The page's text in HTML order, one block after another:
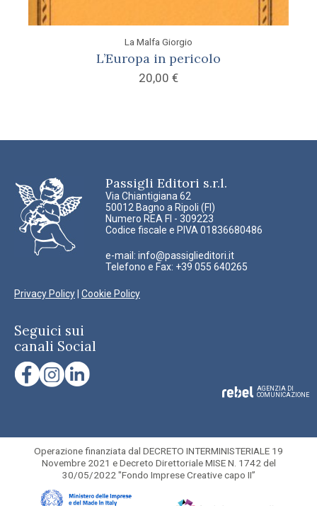
La Malfa Giorgio
L’Europa in pericolo
20,00 €
Passigli Editori s.r.l.
Via Chiantigiana 62
50012 Bagno a Ripoli (FI)
Numero REA FI - 309223
Codice fiscale e PIVA 01836680486
e-mail: info@passiglieditori.it
Telefono e Fax: +39 055 640265
Privacy Policy Cookie Policy
Seguici sui
canali Social
AGENZIA DI
COMUNICAZIONE
Operazione finanziata dal DECRETO INTERMINISTERIALE 19
Novembre 2021 e Decreto Direttoriale MISE N. 1742 del
30/05/2022 "Fondo Imprese Creative capo II”